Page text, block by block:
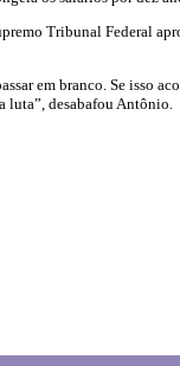
Tribunal Federal
em branco. Se isso
luta”, desabafou Antônio.